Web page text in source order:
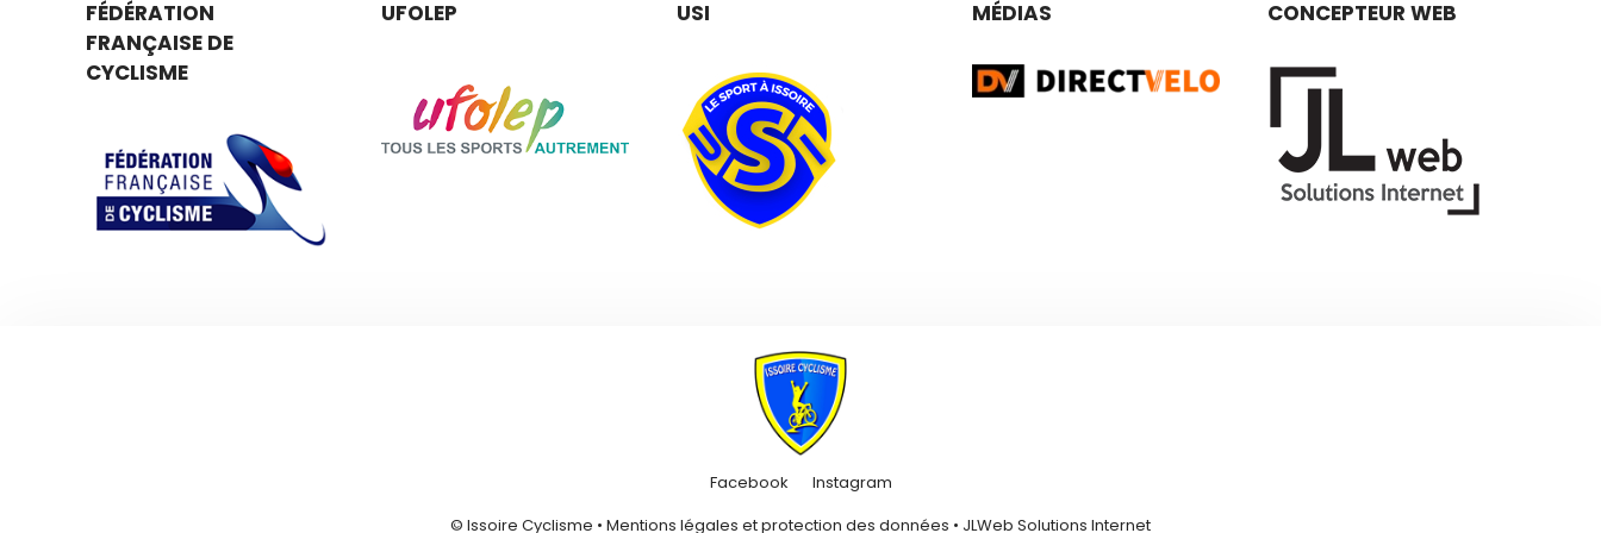
FÉDÉRATION
FRANÇAISE DE
CYCLISME
UFOLEP USI MÉDIAS CONCEPTEUR WEB
Facebook
Instagram
© Issoire Cyclisme • Mentions légales et protection des données • JLWeb Solutions Internet